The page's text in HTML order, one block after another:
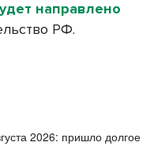
направлено
РФ.
2026: пришло долгое